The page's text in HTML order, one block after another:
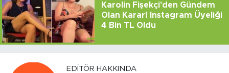
Karolin Fişekçi'den Gündem
Olan Karar! Instagram Üyeliği
4 Bin TL Oldu
EDITÖR HAKKINDA